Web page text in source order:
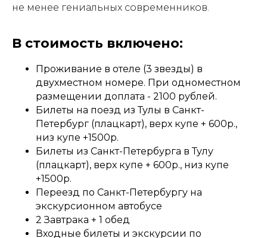
не менее гениальных современников.
В стоимость включено:
Проживание в отеле (3 звезды) в
двухместном номере. При одноместном
размещении доплата - 2100 рублей.
Билеты на поезд из Тулы в Санкт-
Петербург (плацкарт), верх купе + 600р.,
низ купе +1500р.
Билеты из Санкт-Петербурга в Тулу
(плацкарт), верх купе + 600р., низ купе
+1500р.
Переезд по Санкт-Петербургу на
экскурсионном автобусе
2 Завтрака + 1 обед
Входные билеты и экскурсии по